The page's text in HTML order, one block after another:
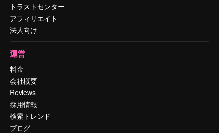
トラストセンター
アフィリエイト
法人向け
運営
料金
会社概要
Reviews
採用情報
検索トレンド
ブログ